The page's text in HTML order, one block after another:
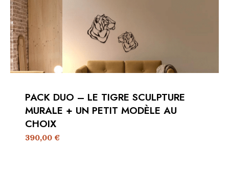
PACK DUO – LE TIGRE SCULPTURE
MURALE + UN PETIT MODÈLE AU
CHOIX
390,00€